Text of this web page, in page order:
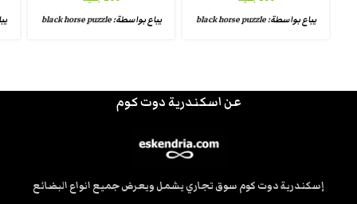
يباع بواسطة:black horse puzzle
يباع بواسطة:black horse puzzle
عن اسكندرية دوت كوم
إسكندرية دوت كوم سوق تجاري يشمل ويعرض جميع انواع البضائع